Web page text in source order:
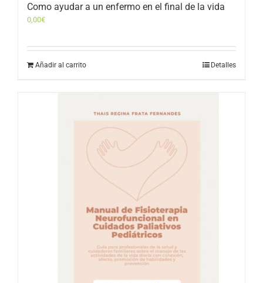
Como ayudar a un enfermo en el final de la vida
0,00€
Añadir al carrito Detalles